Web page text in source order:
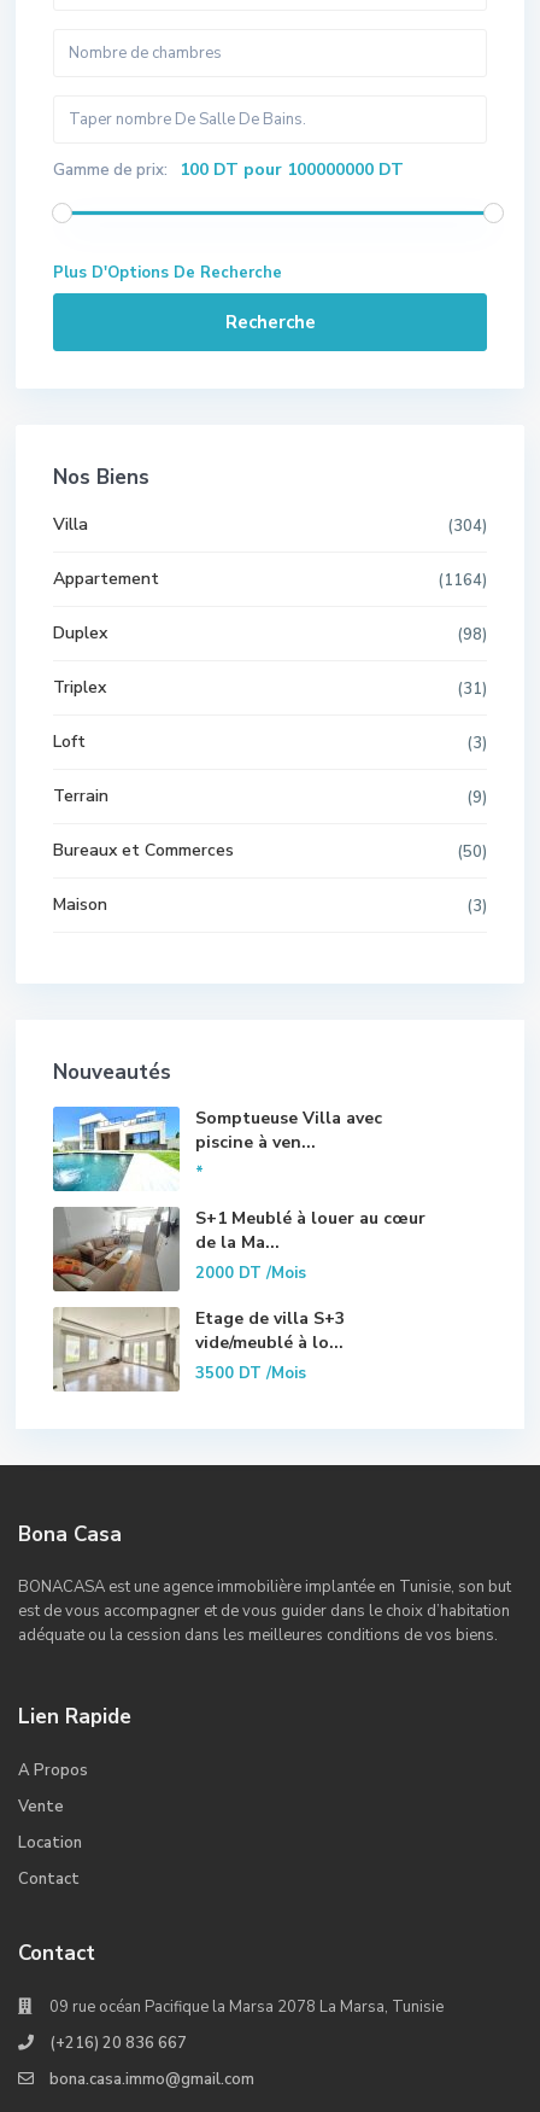
Gamme de prix: 100 DT pour 100000000 DT
Plus D'Options De Recherche
Recherche
Nos Biens
Villa (304)
Appartement (1164)
Duplex (98)
Triplex (31)
Loft (3)
Terrain (9)
Bureaux et Commerces (50)
Maison (3)
Nouveautés
Somptueuse Villa avec
piscine à ven...
*
S+1 Meublé à louer au cœur
de la Ma...
2000 DT/Mois
Etage de villa S+3
vide/meublé à lo...
3500 DT/Mois
Bona Casa
BONACASA est une agence immobilière implantée en Tunisie, son but
est de vous accompagner et de vous guider dans le choix d’habitation
adéquate ou la cession dans les meilleures conditions de vos biens.
Lien Rapide
A Propos
Vente
Location
Contact
Contact
09 rue océan Pacifique la Marsa 2078 La Marsa, Tunisie
(+216) 20 836 667
bona.casa.immo@gmail.com